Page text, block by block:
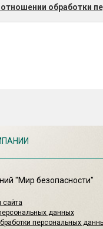
обработки
"Мир безопасности"
сайта
данных
персональных